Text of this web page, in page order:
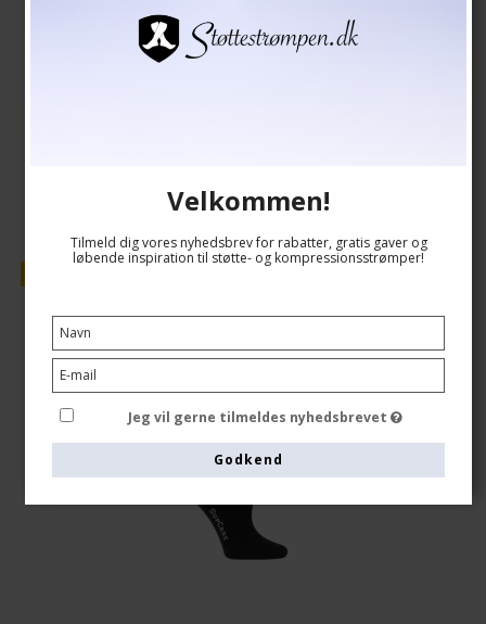
Velkommen!
Tilmeld dig vores nyhedsbrev for rabatter, gratis gaver og
løbende inspiration til støtte- og kompressionsstrømper!
Jeg vil gerne tilmeldes nyhedsbrevet
Godkend